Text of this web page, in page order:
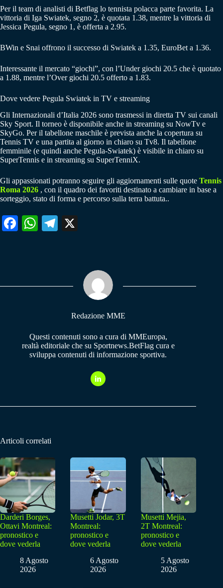
Per il team di analisti di Betflag lo tennista polacca parte favorita. La
vittoria di Iga Swiatek, segno 2, è quotata 1.38, mentre la vittoria di
Jessica Pegula, segno 1, è offerta a 2.95.
BWin e Snai offrono il successo di Swiatek a 1.35, EuroBet a 1.36.
Interessante il mercato “giochi”, con l’Under giochi 20.5 che è quotato
a 1.88, mentre l’Over giochi 20.5 offerto a 1.83.
Dove vedere Pegula Swiatek in TV e streaming
Gli Internazionali d’Italia 2026 sono trasmessi in diretta TV sui canali
Sky Sport. Il torneo è disponibile anche in streaming su NowTv e
SkyGo. Per il tabellone maschile è prevista anche la copertura su
Tennis TV e una partita al giorno in chiaro su Tv8. Il tabellone
femminile (e quindi anche Pegula-Swiatek) è visibile in chiaro su
SuperTennis e in streaming su SuperTenniX.
Gli appassionati potranno seguire gli aggiornamenti sulle quote Tennis
Roma 2026 , con il quadro dei favoriti destinato a cambiare in base a
sorteggio, stato di forma e percorso sulla terra battuta..
Fa W
pp
Te
m
Redazione MME
Questi contenuti sono a cura di MMEuropa,
realtà editoriale che su Sportnews.BetFlag cura e
sviluppa contenuti di informazione sportiva.
Articoli correlati
Darderi Borges,
Ottavi Montreal:
pronostico e
dove vederla
8 Agosto
2026
Musetti Jodar, 3T
Montreal:
pronostico e
dove vederla
6 Agosto
2026
Musetti Mejia,
2T Montreal:
pronostico e
dove vederla
5 Agosto
2026